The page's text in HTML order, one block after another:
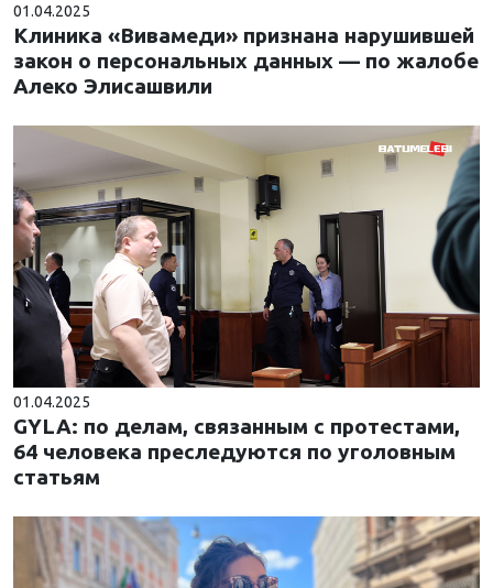
01.04.2025
Клиника «Вивамеди» признана нарушившей
закон о персональных данных — по жалобе
Алеко Элисашвили
01.04.2025
GYLA: по делам, связанным с протестами,
64 человека преследуются по уголовным
статьям